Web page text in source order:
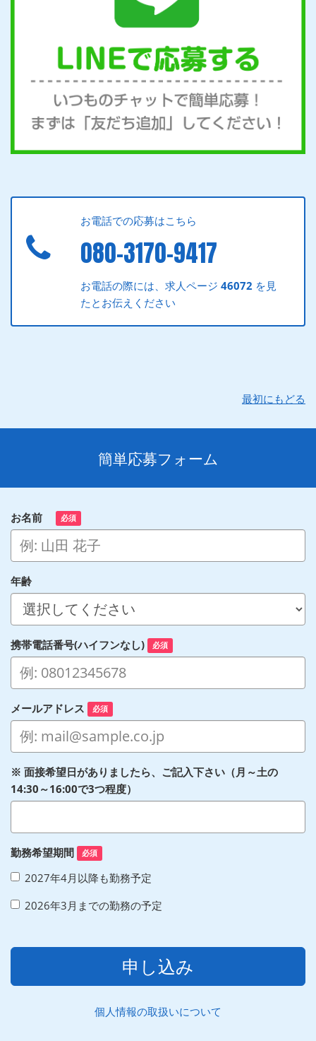
お電話での応募はこちら
080-3170-9417
お電話の際には、求人ページ46072 を見
たとお伝えください
最初にもどる
簡単応募フォーム
お名前 必須
年齢
携帯電話番号(ハイフンなし) 必須
メールアドレス 必須
※ 面接希望日がありましたら、ご記入下さい（月～土の
14:30～16:00で3つ程度）
勤務希望期間 必須
2027年4月以降も勤務予定
2026年3月までの勤務の予定
申し込み
個人情報の取扱いについて